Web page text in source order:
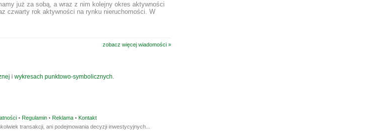
już za sobą, a wraz z nim kolejny okres aktywności
czwarty rok aktywności na rynku nieruchomości. W
zobacz więcej wiadomości »
i wykresach punktowo-symbolicznych.
• Regulamin • Reklama • Kontakt
transakcji, ani podejmowania decyzji inwestycyjnych...